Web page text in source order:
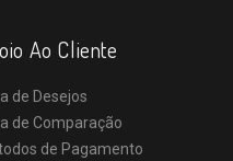
Ao Cliente
de Desejos
de Comparação
de Pagamento